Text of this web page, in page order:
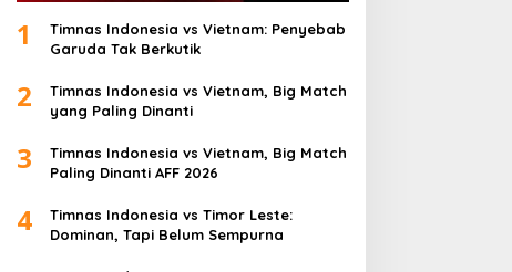
1
Timnas Indonesia vs Vietnam: Penyebab
Garuda Tak Berkutik
2
Timnas Indonesia vs Vietnam, Big Match
yang Paling Dinanti
3
Timnas Indonesia vs Vietnam, Big Match
Paling Dinanti AFF 2026
4
Timnas Indonesia vs Timor Leste:
Dominan, Tapi Belum Sempurna